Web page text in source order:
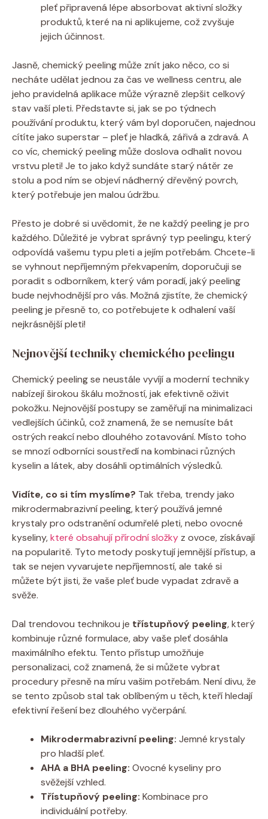
pleť připravená lépe absorbovat aktivní složky
produktů, které na ni aplikujeme, což zvyšuje
jejich účinnost.
Jasně, chemický peeling může znít jako něco, co si
necháte udělat jednou za čas ve wellness centru, ale
jeho pravidelná aplikace může výrazně zlepšit celkový
stav vaší pleti. Představte si, jak se po týdnech
používání produktu, který vám byl doporučen, najednou
cítíte jako superstar – pleť je hladká, zářivá a zdravá. A
co víc, chemický peeling může doslova odhalit novou
vrstvu pleti! Je to jako když sundáte starý nátěr ze
stolu a pod ním se objeví nádherný dřevěný povrch,
který potřebuje jen malou údržbu.
Přesto je dobré si uvědomit, že ne každý peeling je pro
každého. Důležité je vybrat správný typ peelingu, který
odpovídá vašemu typu pleti a jejím potřebám. Chcete-li
se vyhnout nepříjemným překvapením, doporučuji se
poradit s odborníkem, který vám poradí, jaký peeling
bude nejvhodnější pro vás. Možná zjistíte, že chemický
peeling je přesně to, co potřebujete k odhalení vaší
nejkrásnější pleti!
Nejnovější techniky chemického peelingu
Chemický peeling se neustále vyvíjí a moderní techniky
nabízejí širokou škálu možností, jak efektivně oživit
pokožku. Nejnovější postupy se zaměřují na minimalizaci
vedlejších účinků, což znamená, že se nemusíte bát
ostrých reakcí nebo dlouhého zotavování. Místo toho
se mnozí odborníci soustředí na kombinaci různých
kyselin a látek, aby dosáhli optimálních výsledků.
Vidíte, co si tím myslíme? Tak třeba, trendy jako
mikrodermabrazivní peeling, který používá jemné
krystaly pro odstranění odumřelé pleti, nebo ovocné
kyseliny,které obsahují přírodní složky z ovoce, získávají
na popularitě. Tyto metody poskytují jemnější přístup, a
tak se nejen vyvarujete nepříjemností, ale také si
můžete být jisti, že vaše pleť bude vypadat zdravě a
svěže.
Dal trendovou technikou je třístupňový peeling, který
kombinuje různé formulace, aby vaše pleť dosáhla
maximálního efektu. Tento přístup umožňuje
personalizaci, což znamená, že si můžete vybrat
procedury přesně na míru vašim potřebám. Není divu, že
se tento způsob stal tak oblíbeným u těch, kteří hledají
efektivní řešení bez dlouhého vyčerpání.
Mikrodermabrazivní peeling: Jemné krystaly
pro hladší pleť.
AHA a BHA peeling: Ovocné kyseliny pro
svěžejší vzhled.
Třístupňový peeling: Kombinace pro
individuální potřeby.